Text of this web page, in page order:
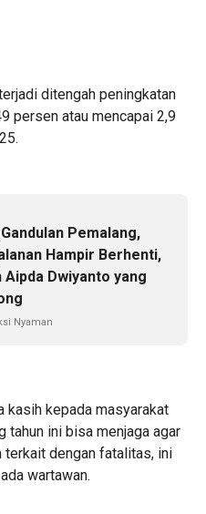
ditengah peningkatan
persen atau mencapai 2,9
Pemalang,
Hampir Berhenti,
Aipda Dwiyanto yang
Nyaman
kasih kepada masyarakat
tahun ini bisa menjaga agar
terkait dengan fatalitas, ini
wartawan.